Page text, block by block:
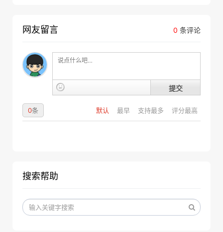
0 条评论
网友留言
提交
默认 最早 支持最多 评分最高
0条
搜索帮助